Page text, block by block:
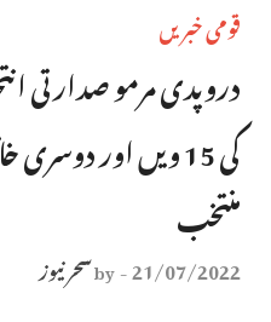
قومی خبریں
دروپدی مرمو صدارتی
کی 15 ویں اور
منتخب
21/07/2022
-
byسحر نیوز